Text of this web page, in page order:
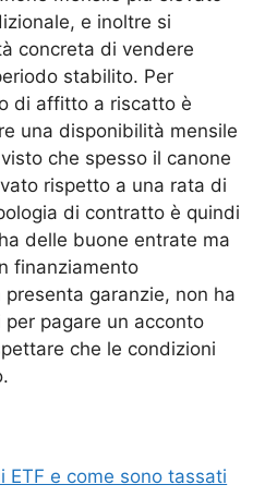
e inoltre si
concreta di vendere
stabilito. Per
di affitto a riscatto è
una disponibilità mensile
che spesso il canone
rispetto a una rata di
di contratto è quindi
delle buone entrate ma
finanziamento
garanzie, non ha
pagare un acconto
che le condizioni
ETF e come sono tassati